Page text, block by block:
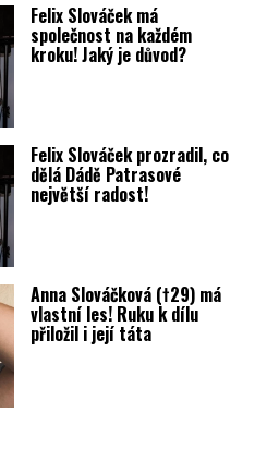
Felix Slováček má
společnost na každém
kroku! Jaký je důvod?
Felix Slováček prozradil, co
dělá Dádě Patrasové
největší radost!
Anna Slováčková (†29) má
vlastní les! Ruku k dílu
přiložil i její táta